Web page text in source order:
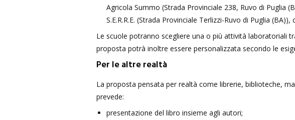
Agricola Summo (Strada Provinciale 238, Ruvo di Puglia
S.E.R.R.E. (Strada Provinciale Terlizzi-Ruvo di Puglia
Le scuole potranno scegliere una o più attività laboratoriali
proposta potrà inoltre essere personalizzata secondo le
Per le altre realtà
La proposta pensata per realtà come librerie, biblioteche,
prevede:
presentazione del libro insieme agli autori;